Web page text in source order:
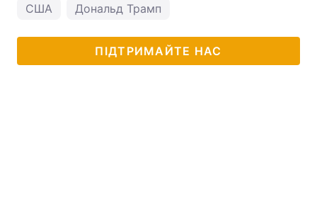
США Дональд Трамп
ПІДТРИМАЙТЕ НАС